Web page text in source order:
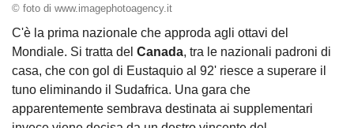
© foto di www.imagephotoagency.it
C'è la prima nazionale che approda agli ottavi del
Mondiale. Si tratta del Canada, tra le nazionali padroni di
casa, che con gol di Eustaquio al 92' riesce a superare il
tuno eliminando il Sudafrica. Una gara che
apparentemente sembrava destinata ai supplementari